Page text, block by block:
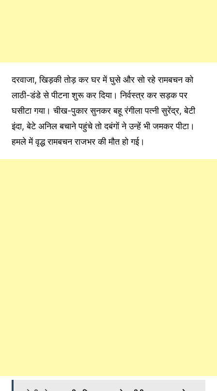
दरवाजा, खिड़की तोड़ कर घर में घुसे और सो रहे रामबचन को
लाठी-डंडे से पीटना शुरू कर दिया। निर्वस्त्र कर सड़क पर
घसीटा गया। चीख-पुकार सुनकर बहू रंगीला पत्नी सुरेंद्र, बेटी
इंदा, बेटे अनिल बचाने पहुंचे तो दबंगों ने उन्हें भी जमकर पीटा।
हमले में वृद्ध रामबचन राजभर की मौत हो गई।